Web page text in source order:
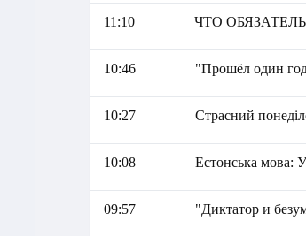
11:10 ЧТО
10:46 "Прошёл один
10:27 Страсний
10:08 Естонська мова:
09:57 "Диктатор и